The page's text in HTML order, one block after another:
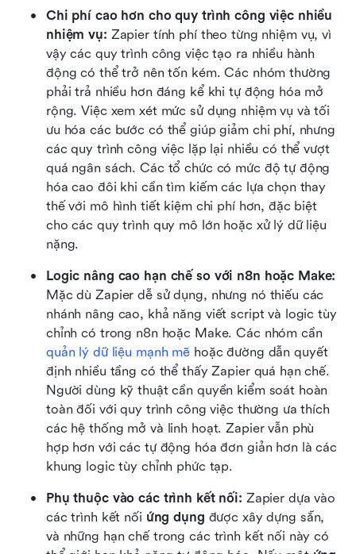
Chi phí cao hơn cho quy trình công việc nhiều
nhiệm vụ: Zapier tính phí theo từng nhiệm vụ, vì
vậy các quy trình công việc tạo ra nhiều hành
động có thể trở nên tốn kém. Các nhóm thường
phải trả nhiều hơn đáng kể khi tự động hóa mở
rộng. Việc xem xét mức sử dụng nhiệm vụ và tối
ưu hóa các bước có thể giúp giảm chi phí, nhưng
các quy trình công việc lặp lại nhiều có thể vượt
quá ngân sách. Các tổ chức có mức độ tự động
hóa cao đôi khi cần tìm kiếm các lựa chọn thay
thế với mô hình tiết kiệm chi phí hơn, đặc biệt
cho các quy trình quy mô lớn hoặc xử lý dữ liệu
nặng.
Logic nâng cao hạn chế so với n8n hoặc Make:
Mặc dù Zapier dễ sử dụng, nhưng nó thiếu các
nhánh nâng cao, khả năng viết script và logic tùy
quản lý dữ liệu mạnh mẽ hoặc đường dẫn quyết
định nhiều tầng có thể thấy Zapier quá hạn chế.
Người dùng kỹ thuật cần quyền kiểm soát hoàn
toàn đối với quy trình công việc thường ưa thích
các hệ thống mở và linh hoạt. Zapier vẫn phù
hợp hơn với các tự động hóa đơn giản hơn là các
khung logic tùy chỉnh phức tạp.
Phụ thuộc vào các trình kết nối: Zapier dựa vào
các trình kết nối ứng dụng được xây dựng sẵn,
và những hạn chế trong các trình kết nối này có